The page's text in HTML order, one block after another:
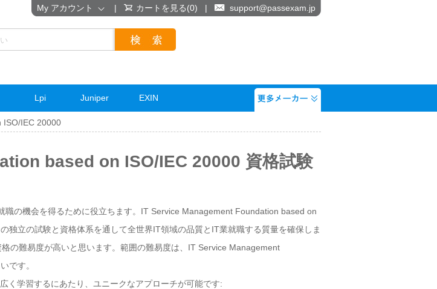
Lpi Juniper EXIN
ISO/IEC 20000
based on ISO/IEC 20000 資格試験
の機会を得るために役立ちます。IT Service Management Foundation based on
独立の試験と資格体系を通して全世界IT領域の品質とIT業就職する質量を確保しま
の難易度が高いと思います。範囲の難易度は、IT Service Management
です。
く学習するにあたり、ユニークなアプローチが可能です:
My アカウント | カートを見る(0) | support@passexam.jp